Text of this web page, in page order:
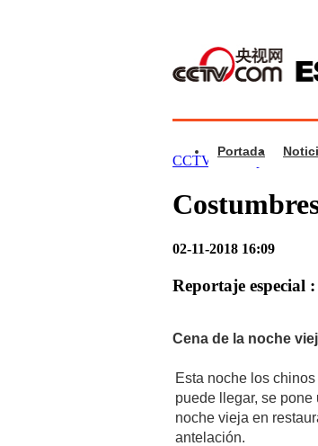
Portada
CCTV.com Español >
02-11-2018 16:09
Reportaje especial
Cena de la noche
Esta noche los
puede llegar, se
noche vieja en
antelación.